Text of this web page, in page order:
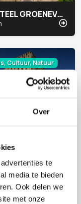
Over
te
media te bieden
Ook delen we
met onze
KASTEEL GROENEVELD
Cultuur, Natuur